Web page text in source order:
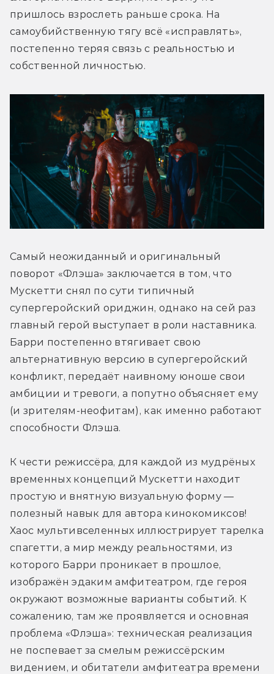
пришлось взрослеть раньше срока. На
самоубийственную тягу всё «исправлять»,
постепенно теряя связь с реальностью и
собственной личностью.
Самый неожиданный и оригинальный
поворот «Флэша» заключается в том, что
Мускетти снял по сути типичный
супергеройский ориджин, однако на сей раз
главный герой выступает в роли наставника.
Барри постепенно втягивает свою
альтернативную версию в супергеройский
конфликт, передаёт наивному юноше свои
амбиции и тревоги, а попутно объясняет ему
(и зрителям-неофитам), как именно работают
способности Флэша.
К чести режиссёра, для каждой из мудрёных
временных концепций Мускетти находит
простую и внятную визуальную форму —
полезный навык для автора кинокомиксов!
Хаос мультивселенных иллюстрирует тарелка
спагетти, а мир между реальностями, из
которого Барри проникает в прошлое,
изображён эдаким амфитеатром, где героя
окружают возможные варианты событий. К
сожалению, там же проявляется и основная
проблема «Флэша»: техническая реализация
не поспевает за смелым режиссёрским
видением, и обитатели амфитеатра времени